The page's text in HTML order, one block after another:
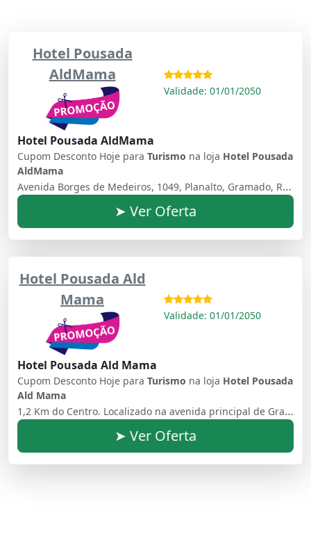
Hotel Pousada
AldMama
Validade: 01/01/2050
Hotel Pousada AldMama
Cupom Desconto Hoje para Turismo na loja Hotel Pousada
AldMama
Avenida Borges de Medeiros, 1049, Planalto, Gramado, Rio Grande Do Sul, 95670-000, Brasil
➤ Ver Oferta
Hotel Pousada Ald
Mama
Validade: 01/01/2050
Hotel Pousada Ald Mama
Cupom Desconto Hoje para Turismo na loja Hotel Pousada
Ald Mama
1,2 Km do Centro. Localizado na avenida principal de Gramado, o Hotel Pousada AldMama oferece Wi-Fi gratuito e um buffet de café da manhã. A propriedade está situada a 1 km da Igreja de São Pedro e da Rua Coberta.
➤ Ver Oferta